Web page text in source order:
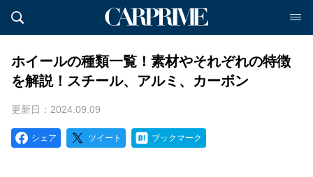
ホイールの種類一覧！素材やそれぞれの特徴
を解説！スチール、アルミ、カーボン
更新日：2024.09.09
シェア ツイート ブックマーク